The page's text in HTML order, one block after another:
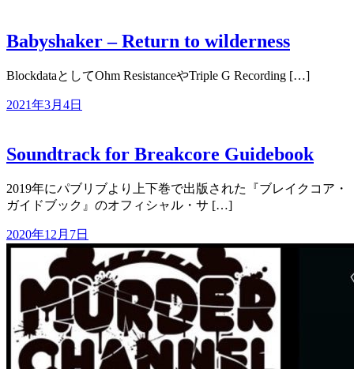
Babyshaker – Return to wilderness
BlockdataとしてOhm ResistanceやTriple G Recording […]
2021年3月4日
Soundtrack for Breakcore Guidebook
2019年にパブリブより上下巻で出版された『ブレイクコア・
ガイドブック』のオフィシャル・サ […]
2020年12月7日